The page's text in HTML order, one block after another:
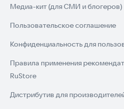
Медиа-кит (для СМИ и блогеров)
Пользовательское соглашение
Конфиденциальность для
Правила применения
RuStore
Дистрибутив для